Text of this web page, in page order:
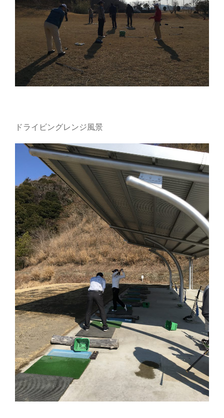
ドライビングレンジ風景